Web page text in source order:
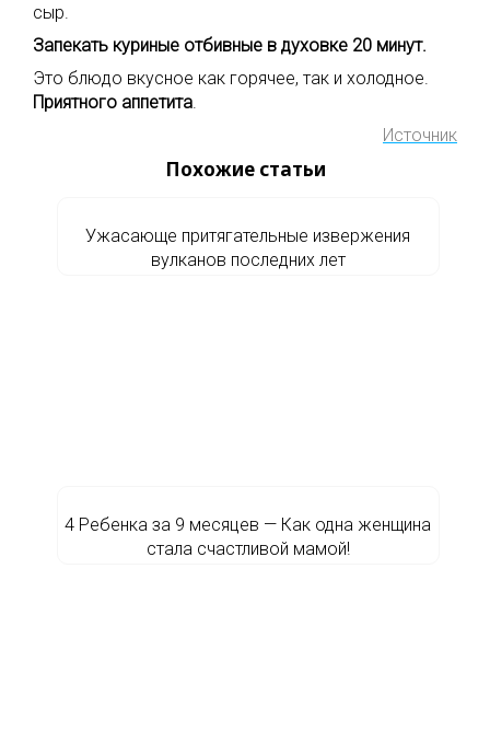
сыр.
Запекать куриные отбивные в духовке 20 минут.
Это блюдо вкусное как горячее, так и холодное.
Приятного аппетита.
Источник
Похожие статьи
Ужасающе притягательные извержения
вулканов последних лет
4 Ребенка за 9 месяцев — Как одна женщина
стала счастливой мамой!